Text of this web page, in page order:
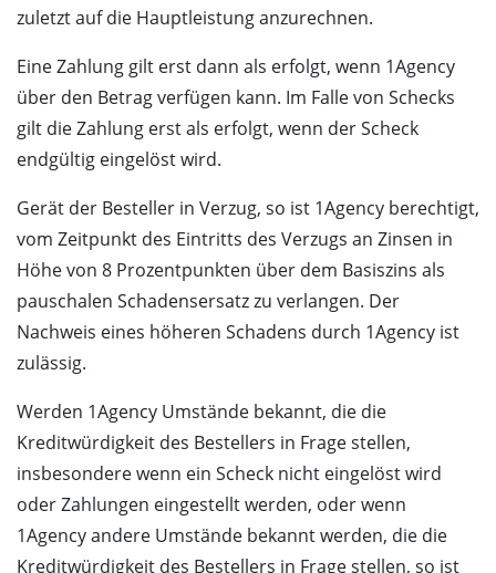
zuletzt auf die Hauptleistung anzurechnen.
Eine Zahlung gilt erst dann als erfolgt, wenn 1Agency
über den Betrag verfügen kann. Im Falle von Schecks
gilt die Zahlung erst als erfolgt, wenn der Scheck
endgültig eingelöst wird.
Gerät der Besteller in Verzug, so ist 1Agency berechtigt,
vom Zeitpunkt des Eintritts des Verzugs an Zinsen in
Höhe von 8 Prozentpunkten über dem Basiszins als
pauschalen Schadensersatz zu verlangen. Der
Nachweis eines höheren Schadens durch 1Agency ist
zulässig.
Werden 1Agency Umstände bekannt, die die
Kreditwürdigkeit des Bestellers in Frage stellen,
insbesondere wenn ein Scheck nicht eingelöst wird
oder Zahlungen eingestellt werden, oder wenn
1Agency andere Umstände bekannt werden, die die
Kreditwürdigkeit des Bestellers in Frage stellen, so ist